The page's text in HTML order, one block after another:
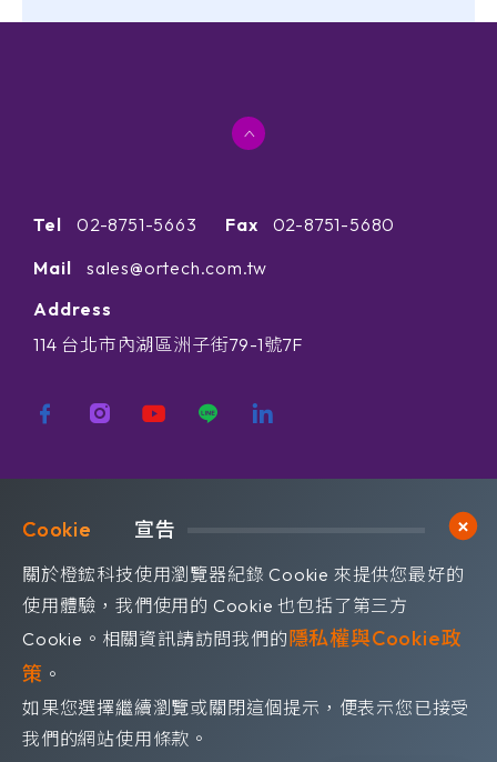
©OrangeRed Technology CO. LTD. All rights reserved.
Design byWDD. 隱私權政策
Tel 02-8751-5663 Fax
02-8751-5680
Mail
sales@ortech.com.tw
Address
114 台北市內湖區洲子街79-1號7F
宣告
關於橙鋐科技使用瀏覽器紀錄 Cookie 來提供您最好的
使用體驗，我們使用的 Cookie 也包括了第三方
Cookie。相關資訊請訪問我們的隱私權與Cookie政
策 。
如果您選擇繼續瀏覽或關閉這個提示，便表示您已接受
我們的網站使用條款。